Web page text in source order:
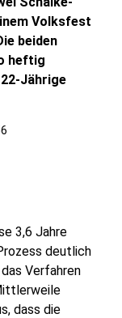
Volksfest
beiden
heftig
Jährige
3,6 Jahre
deutlich
Verfahren
dass die